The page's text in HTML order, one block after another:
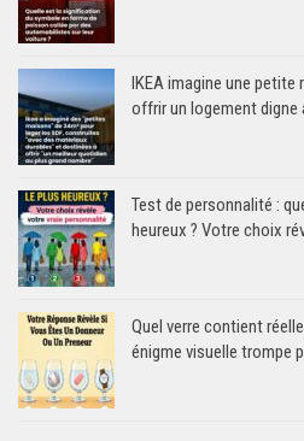
IKEA imagine une
offrir un logement digne
Test de personnalité :
heureux ? Votre choix
Quel verre contient
énigme visuelle trompe